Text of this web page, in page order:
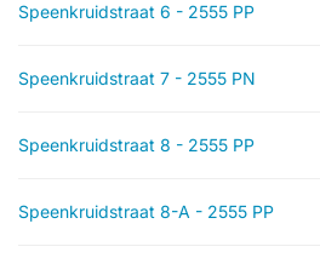
Speenkruidstraat 6 - 2555 PP
Speenkruidstraat 7 - 2555 PN
Speenkruidstraat 8 - 2555 PP
Speenkruidstraat 8-A - 2555 PP